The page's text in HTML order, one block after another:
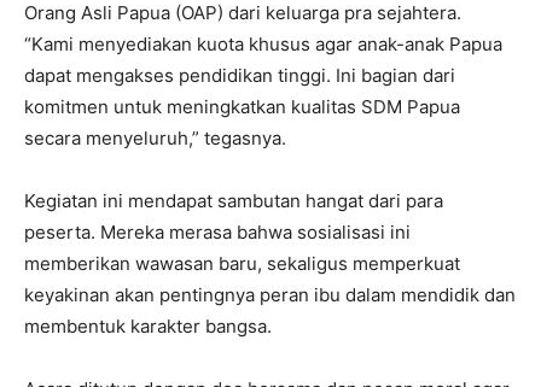
Orang Asli Papua (OAP) dari keluarga pra sejahtera.
“Kami menyediakan kuota khusus agar anak-anak Papua
dapat mengakses pendidikan tinggi. Ini bagian dari
komitmen untuk meningkatkan kualitas SDM Papua
secara menyeluruh,” tegasnya.
Kegiatan ini mendapat sambutan hangat dari para
peserta. Mereka merasa bahwa sosialisasi ini
memberikan wawasan baru, sekaligus memperkuat
keyakinan akan pentingnya peran ibu dalam mendidik dan
membentuk karakter bangsa.